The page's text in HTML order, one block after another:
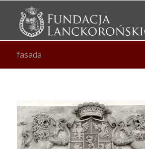
fasada